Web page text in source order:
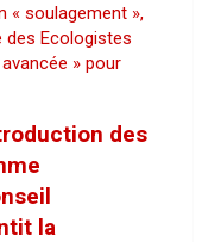
« soulagement »,
des Ecologistes
» pour
des
la